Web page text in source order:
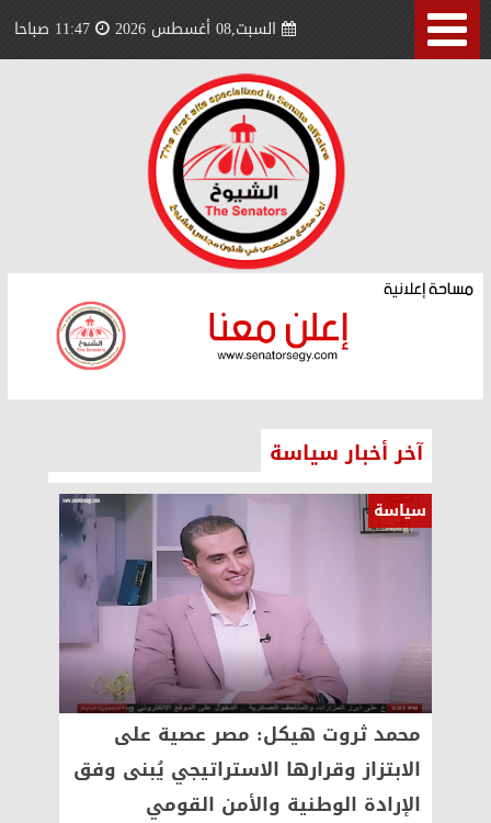
السبت,08 أغسطس 2026 11:47 صباحا
آخر أخبار سياسة
سياسة
محمد ثروت هيكل: مصر عصية على
الابتزاز وقرارها الاستراتيجي يُبنى وفق
الإرادة الوطنية والأمن القومي